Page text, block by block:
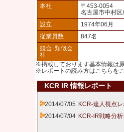
本社
〒453-0054
名古屋市中村
設立
1974年06月
従業員数
847名
競合･類似会
社
※掲載しております基本情報は
※レポートの読み方はこちら を
KCR IR 情報レポート
2014/07/05 KCR-達人視点
2014/07/04 KCR-IR戦略分